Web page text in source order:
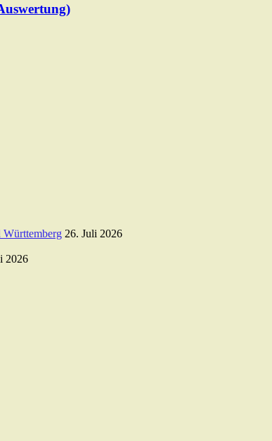
Württemberg 26. Juli 2026
2026